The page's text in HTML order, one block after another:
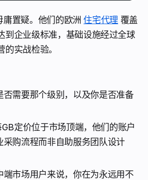
庸置疑。他们的欧洲住宅代理 覆盖
到企业级标准，基础设施经过全球
实战检验。
否需要那个级别，以及你是否准备
定价位于市场顶端，他们的账户
采购流程而非自助服务团队设计
端市场用户来说，你在为永远用不